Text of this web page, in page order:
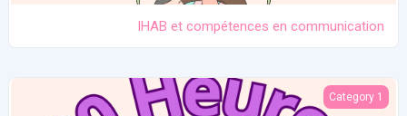
IHAB et compétences en communication
Contraception. Allaitement en situation de crise
Category 1